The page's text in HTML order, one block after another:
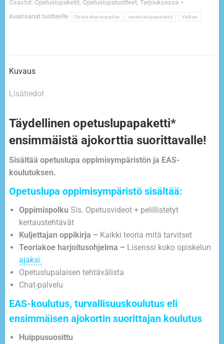
Osastot: Opetuslupaketit Opetuslupatuotteet Tarjouksessa
Avainsanat tuotteelle
Opetuslupaoppilas opetuslupapaketti Valitse
Kuvaus
Lisätiedot
Täydellinen opetuslupapaketti*
ensimmäistä ajokorttia suorittavalle!
Sisältää opetuslupa oppimisympäristön ja EAS-
koulutuksen.
Opetuslupa oppimisympäristö sisältää:
Oppimispolku Sis. Opetusvideot + pelillistetyt
kertaustehtävät
Kuljettajan oppikirja – Kaikki teoria mitä tarvitset
Teoriakoe harjoitusohjelma – Lisenssi koko opiskelun
ajaksi.
Opetuslupalaisen tehtävälista
Chat-palvelu
EAS-koulutus, turvallisuuskoulutus eli
ensimmäisen ajokortin suorittajan koulutus
Huippusuosittu